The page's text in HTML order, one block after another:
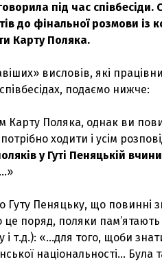
під час співбесіди.
до фінальної розмови із
Карту Поляка.
висловів, які
подаємо нижче:
Карту Поляка, однак ви
ходити і усім
у Гуті Пеняцькій
Гуту Пеняцьку, що повинні
це поряд, поляки пам’ятають
і т.д.): «…для того, щоби
національності… Була